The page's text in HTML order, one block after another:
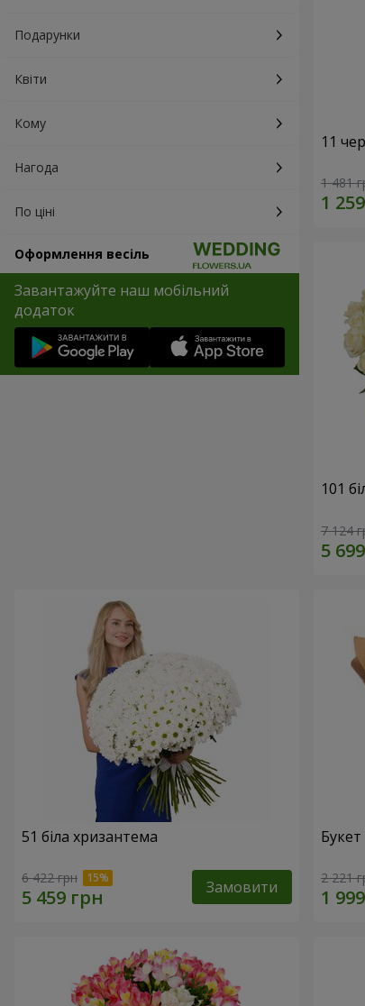
Подарунки
Квіти
Кому
Нагода
По ціні
Оформлення весіль
Завантажуйте наш мобільний
додаток
11
1 481
101
7 124
51 біла хризантема
6 422 грн Замовити 2 221